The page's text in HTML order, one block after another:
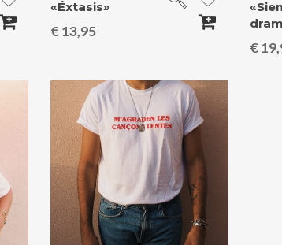
«Éxtasis»
€13,95
€